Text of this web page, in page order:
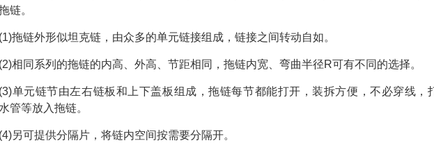
链。
拖链外形似坦克链，由众多的单元链接组成，链接之间转动自如。
相同系列的拖链的内高、外高、节距相同，拖链内宽、弯曲半径R可有不同的选择。
单元链节由左右链板和上下盖板组成，拖链每节都能打开，装拆方便，不必穿线，
管等放入拖链。
另可提供分隔片，将链内空间按需要分隔开。